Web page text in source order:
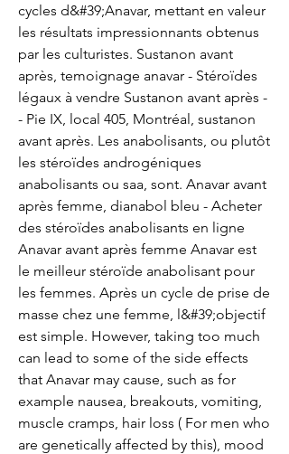
cycles d&#39;Anavar, mettant en valeur
les résultats impressionnants obtenus
par les culturistes. Sustanon avant
après, temoignage anavar - Stéroïdes
légaux à vendre Sustanon avant après -
- Pie IX, local 405, Montréal, sustanon
avant après. Les anabolisants, ou plutôt
les stéroïdes androgéniques
anabolisants ou saa, sont. Anavar avant
après femme, dianabol bleu - Acheter
des stéroïdes anabolisants en ligne
Anavar avant après femme Anavar est
le meilleur stéroïde anabolisant pour
les femmes. Après un cycle de prise de
masse chez une femme, l&#39;objectif
est simple. However, taking too much
can lead to some of the side effects
that Anavar may cause, such as for
example nausea, breakouts, vomiting,
muscle cramps, hair loss ( For men who
are genetically affected by this), mood